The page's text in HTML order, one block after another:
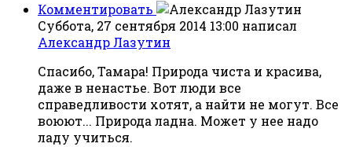
Комментировать
Суббота, 27 сентября 2014 13:00 написал
Александр Лазутин
Спасибо, Тамара! Природа чиста и красива,
даже в ненастье. Вот люди все
справедливости хотят, а найти не могут. Все
воюют... Природа ладна. Может у нее надо
ладу учиться.